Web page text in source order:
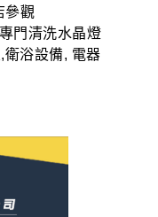
參觀
門清洗水晶燈
衛浴設備, 電器